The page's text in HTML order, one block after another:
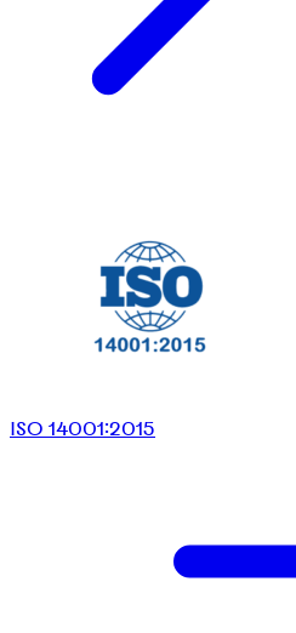
ISO 14001:2015